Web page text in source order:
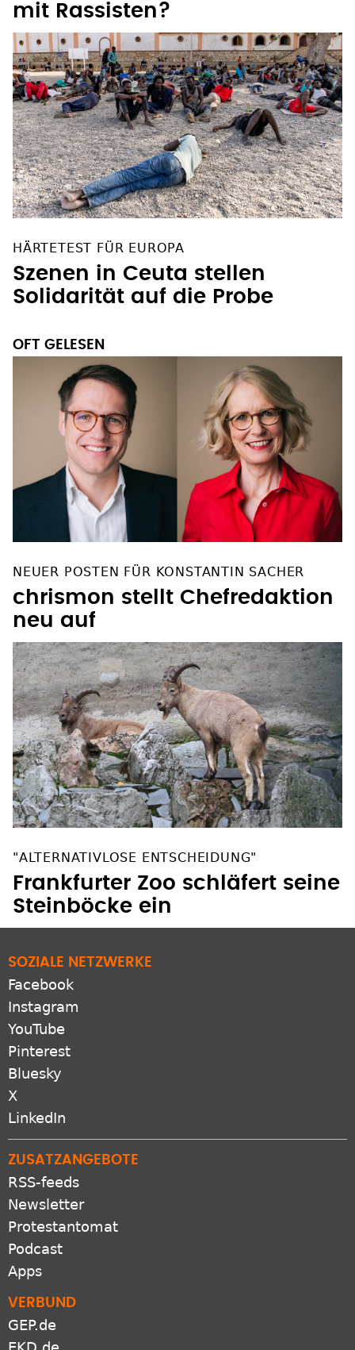
mit Rassisten?
HÄRTETEST FÜR EUROPA
Szenen in Ceuta stellen
Solidarität auf die Probe
OFT GELESEN
NEUER POSTEN FÜR KONSTANTIN SACHER
chrismon stellt Chefredaktion
neu auf
"ALTERNATIVLOSE ENTSCHEIDUNG"
Frankfurter Zoo schläfert seine
Steinböcke ein
SOZIALE NETZWERKE
Facebook
Instagram
YouTube
Pinterest
Bluesky
X
LinkedIn
ZUSATZANGEBOTE
RSS-feeds
Newsletter
Protestantomat
Podcast
Apps
VERBUND
GEP.de